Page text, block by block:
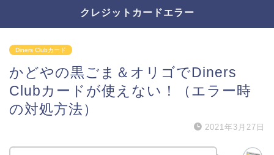
クレジットカードエラー
Diners Clubカード
かどやの黒ごま＆オリゴでDiners
Clubカードが使えない！（エラー時
の対処方法）
2021年3月27日